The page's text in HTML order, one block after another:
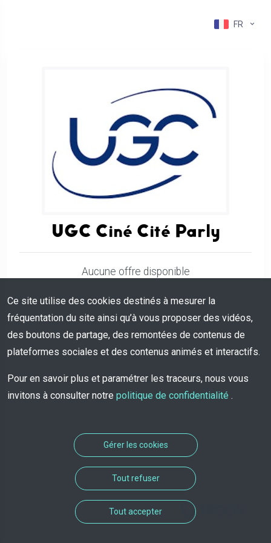
FR
UGC Ciné Cité Parly
Aucune offre disponible
Solution de rendez-vous
développée par
Ce site utilise des cookies destinés à mesurer la
fréquentation du site ainsi qu’à vous proposer des vidéos,
des boutons de partage, des remontées de contenus de
plateformes sociales et des contenus animés et interactifs.
Pour en savoir plus et paramétrer les traceurs, nous vous
invitons à consulter notre politique de confidentialité .
Gérer les cookies
Tout refuser
Tout accepter